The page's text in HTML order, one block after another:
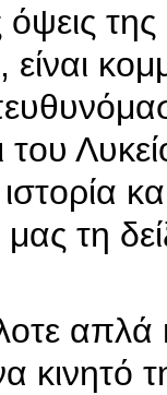
όψεις
είναι
του
μας τη
απλά